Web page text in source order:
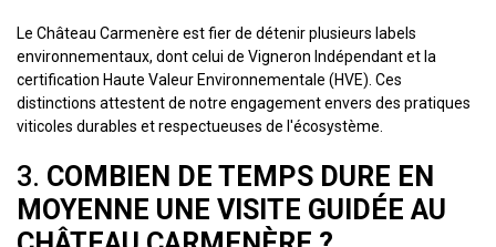
Le Château Carmenère est fier de détenir plusieurs labels
environnementaux, dont celui de Vigneron Indépendant et la
certification Haute Valeur Environnementale (HVE). Ces
distinctions attestent de notre engagement envers des pratiques
viticoles durables et respectueuses de l'écosystème.
3. COMBIEN DE TEMPS DURE EN
MOYENNE UNE VISITE GUIDÉE AU